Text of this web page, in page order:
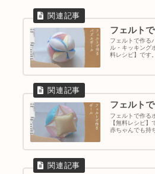
フェルト
フェルトで作る
ル・キッキング
料レシピ】です
フェルト
フェルトで作る
【無料レシピ】
赤ちゃんでも持